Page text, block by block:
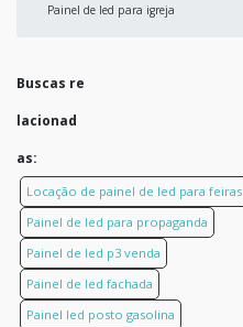
Painel de led para igreja
Buscas re
lacionad
as:
Locação de painel de led para feiras
Painel de led para propaganda
Painel de led p3 venda
Painel de led fachada
Painel led posto gasolina